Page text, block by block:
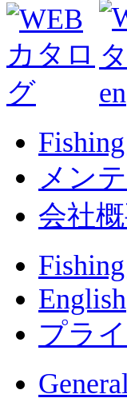
メン
会社
English
プラ